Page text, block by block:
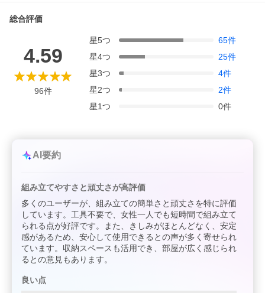
総合評価
4.59
96件
星5つ 65件
星4つ 25件
星3つ 4件
星2つ 2件
星1つ 0件
AI要約
組み立てやすさと頑丈さが高評価
多くのユーザーが、組み立ての簡単さと頑丈さを特に評価
しています。工具不要で、女性一人でも短時間で組み立て
られる点が好評です。また、きしみがほとんどなく、安定
感があるため、安心して使用できるとの声が多く寄せられ
ています。収納スペースも活用でき、部屋が広く感じられ
るとの意見もあります。
良い点